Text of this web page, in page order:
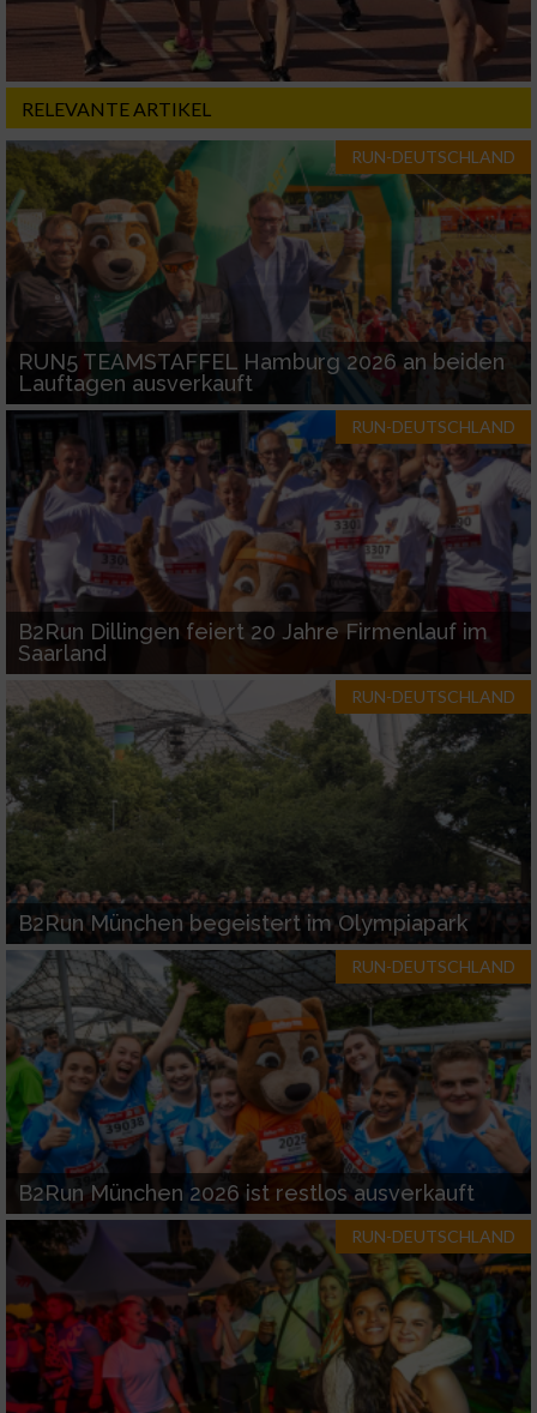
RELEVANTE ARTIKEL
RUN-DEUTSCHLAND
RUN5 TEAMSTAFFEL Hamburg 2026 an beiden
Lauftagen ausverkauft
RUN-DEUTSCHLAND
B2Run Dillingen feiert 20 Jahre Firmenlauf im
Saarland
RUN-DEUTSCHLAND
B2Run München begeistert im Olympiapark
RUN-DEUTSCHLAND
B2Run München 2026 ist restlos ausverkauft
RUN-DEUTSCHLAND
Notwendig
Performance
Funktional
Werbung